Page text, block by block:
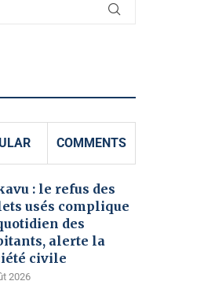
COMMENTS
: le refus des
usés complique
des
alerte la
civile
2026